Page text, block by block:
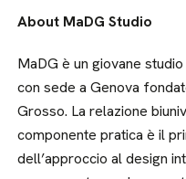
About MaDG Studio
MaDG è un giovane
con sede a Genova
Grosso. La relazione
componente pratica è il
dell’approccio al design